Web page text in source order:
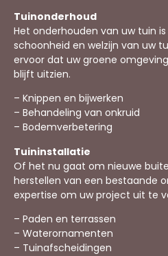
Tuinonderhoud
Het onderhouden van uw tuin
schoonheid en welzijn van uw
ervoor dat uw groene
blijft uitzien.
– Knippen en bijwerken
– Behandeling van onkruid
– Bodemverbetering
Tuininstallatie
Of het nu gaat om nieuwe
herstellen van een bestaande
expertise om uw project uit te
– Paden en terrassen
– Waterornamenten
– Tuinafscheidingen